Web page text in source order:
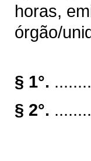
horas,
órgão/
§ 1°.
§ 2°.